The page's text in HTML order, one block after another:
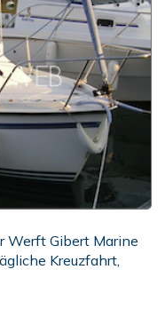
Werft Gibert Marine
Kreuzfahrt,